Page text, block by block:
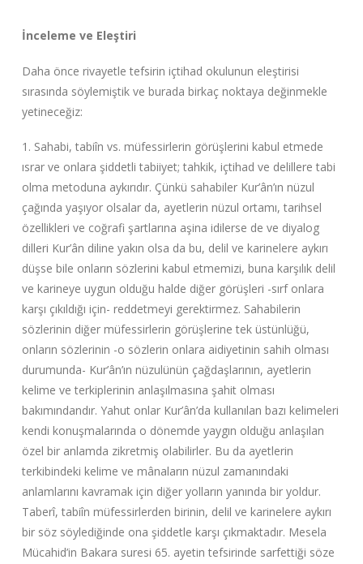
İnceleme ve Eleştiri
Daha önce rivayetle tefsirin içtihad okulunun eleştirisi
sırasında söylemiştik ve burada birkaç noktaya değinmekle
yetineceğiz:
1. Sahabi, tabiîn vs. müfessirlerin görüşlerini kabul etmede
ısrar ve onlara şiddetli tabiiyet; tahkik, içtihad ve delillere tabi
olma metoduna aykırıdır. Çünkü sahabiler Kur’ân’ın nüzul
çağında yaşıyor olsalar da, ayetlerin nüzul ortamı, tarihsel
özellikleri ve coğrafi şartlarına aşina idilerse de ve diyalog
dilleri Kur’ân diline yakın olsa da bu, delil ve karinelere aykırı
düşse bile onların sözlerini kabul etmemizi, buna karşılık delil
ve karineye uygun olduğu halde diğer görüşleri -sırf onlara
karşı çıkıldığı için- reddetmeyi gerektirmez. Sahabilerin
sözlerinin diğer müfessirlerin görüşlerine tek üstünlüğü,
onların sözlerinin -o sözlerin onlara aidiyetinin sahih olması
durumunda- Kur’ân’ın nüzulünün çağdaşlarının, ayetlerin
kelime ve terkiplerinin anlaşılmasına şahit olması
bakımındandır. Yahut onlar Kur’ân’da kullanılan bazı kelimeleri
kendi konuşmalarında o dönemde yaygın olduğu anlaşılan
özel bir anlamda zikretmiş olabilirler. Bu da ayetlerin
terkibindeki kelime ve mânaların nüzul zamanındaki
anlamlarını kavramak için diğer yolların yanında bir yoldur.
Taberî, tabiîn müfessirlerden birinin, delil ve karinelere aykırı
bir söz söylediğinde ona şiddetle karşı çıkmaktadır. Mesela
Mücahid’in Bakara suresi 65. ayetin tefsirinde sarfettiği söze